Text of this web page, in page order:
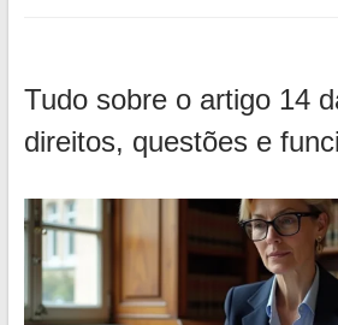
Tudo sobre o artigo 14
direitos, questões e